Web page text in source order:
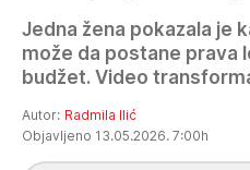
Jedna žena pokazala je
može da postane prava
budžet. Video
Autor: Radmila Ilić
Objavljeno 13.05.2026. 7:00h